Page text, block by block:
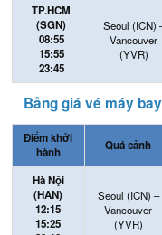
TP.HCM
(SGN)
08:55
15:55
23:45
Seoul (ICN)
Vancouver
(YVR)
Bảng giá vé máy
Điểm khởi
hành
Quá cảnh
Hà Nội
(HAN)
12:15
15:25
Seoul (ICN) –
Vancouver
(YVR)